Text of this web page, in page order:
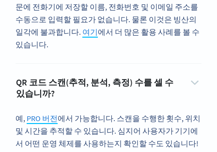
문에 전화기에 저장할 이름, 전화번호 및 이메일 주소를
수동으로 입력할 필요가 없습니다. 물론 이것은 빙산의
일각에 불과합니다. 여기에서 더 많은 활용 사례를 볼 수
있습니다.
QR 코드 스캔(추적, 분석, 측정) 수를 셀 수
있습니까?
예, PRO 버전에서 가능합니다. 스캔을 수행한 횟수, 위치
및 시간을 추적할 수 있습니다. 심지어 사용자가 기기에
서 어떤 운영 체제를 사용하는지 확인할 수도 있습니다!